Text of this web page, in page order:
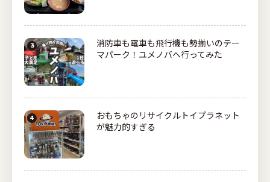
消防車も電車も飛行機も勢揃いのテー
マパーク！ユメノバへ行ってみた
おもちゃのリサイクルトイプラネット
が魅力的すぎる